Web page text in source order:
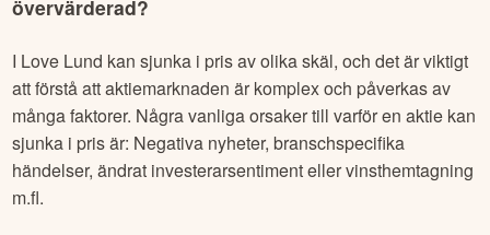
övervärderad?
I Love Lund kan sjunka i pris av olika skäl, och det är viktigt
att förstå att aktiemarknaden är komplex och påverkas av
många faktorer. Några vanliga orsaker till varför en aktie kan
sjunka i pris är: Negativa nyheter, branschspecifika
händelser, ändrat investerarsentiment eller vinsthemtagning
m.fl.